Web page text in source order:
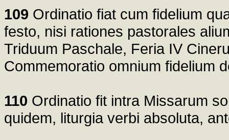
109 Ordinatio fiat cum fidelium
festo, nisi rationes pastorales
Triduum Paschale, Feria IV
Commemoratio omnium fidelium
110 Ordinatio fit intra Missarum
quidem, liturgia verbi absoluta,